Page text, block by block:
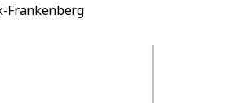
Frankenberg